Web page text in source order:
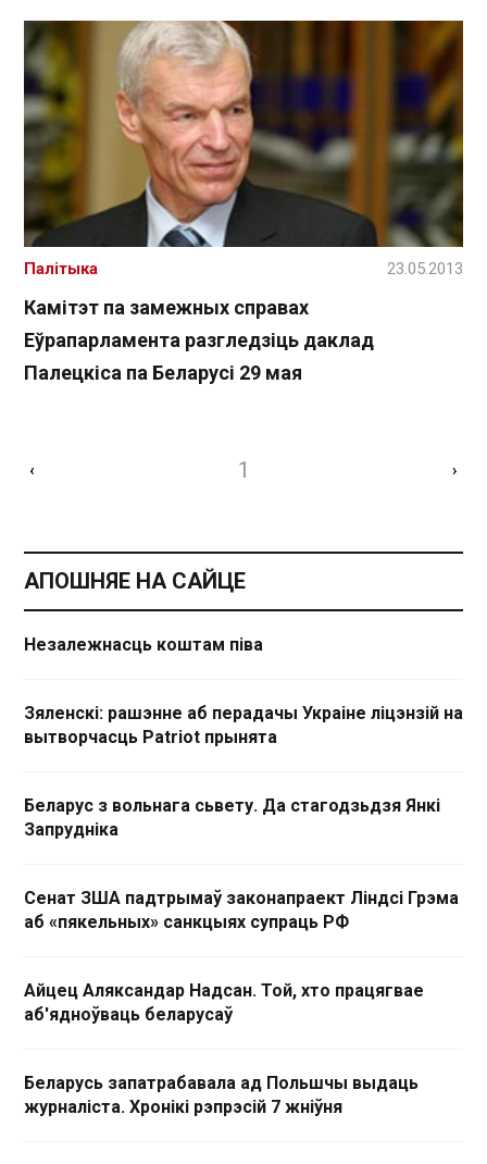
Камітэт па замежных справах
Еўрапарламента разгледзіць даклад
Палецкіса па Беларусі 29 мая
Палітыка 23.05.2013
‹ 1 ›
АПОШНЯЕ НА САЙЦЕ
Незалежнасць коштам піва
Зяленскі: рашэнне аб перадачы Украіне ліцэнзій на
вытворчасць Patriot прынята
Беларус з вольнага сьвету. Да стагодзьдзя Янкі
Запрудніка
Сенат ЗША падтрымаў законапраект Ліндсі Грэма
аб «пякельных» санкцыях супраць РФ
Айцец Аляксандар Надсан. Той, хто працягвае
аб'ядноўваць беларусаў
Беларусь запатрабавала ад Польшчы выдаць
журналіста. Хронікі рэпрэсій 7 жніўня